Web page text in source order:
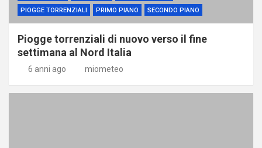
PIOGGE TORRENZIALI
PRIMO PIANO SECONDO PIANO
Piogge torrenziali di nuovo verso il fine
settimana al Nord Italia
6 anni ago miometeo